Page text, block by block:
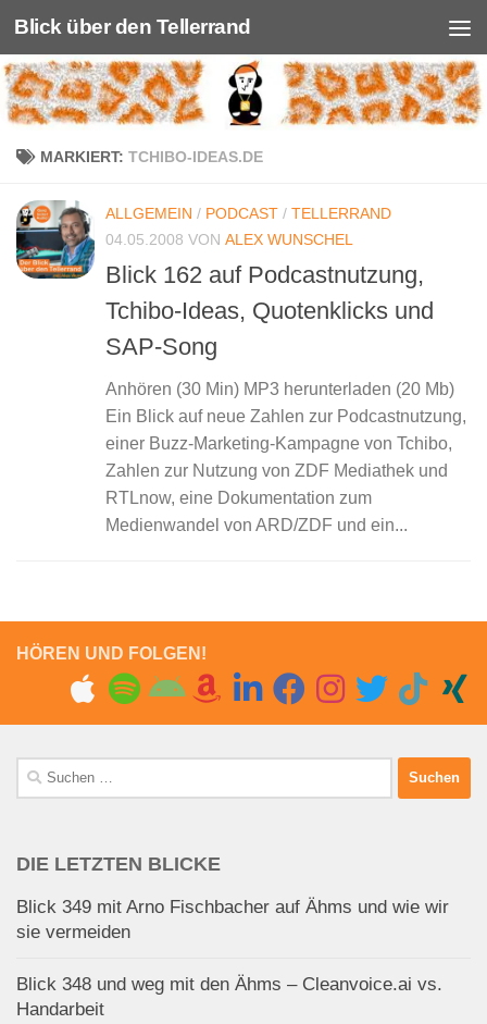
Unter dem Inhalt
Blick über den Tellerrand
MARKIERT: TCHIBO-IDEAS.DE
ALLGEMEIN / PODCAST / TELLERRAND
04.05.2008 VON ALEX WUNSCHEL
Blick 162 auf Podcastnutzung,
Tchibo-Ideas, Quotenklicks und
SAP-Song
Anhören (30 Min) MP3 herunterladen (20 Mb)
Ein Blick auf neue Zahlen zur Podcastnutzung,
einer Buzz-Marketing-Kampagne von Tchibo,
Zahlen zur Nutzung von ZDF Mediathek und
RTLnow, eine Dokumentation zum
Medienwandel von ARD/ZDF und ein...
HÖREN UND FOLGEN!
Suchen
nach:
DIE LETZTEN BLICKE
Blick 349 mit Arno Fischbacher auf Ähms und wie wir
sie vermeiden
Blick 348 und weg mit den Ähms – Cleanvoice.ai vs.
Handarbeit